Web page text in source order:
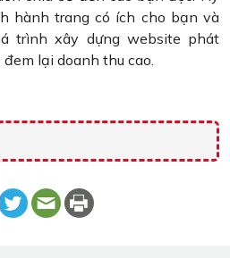
hành trang có ích cho bạn và
trình xây dựng website phát
lại doanh thu cao.